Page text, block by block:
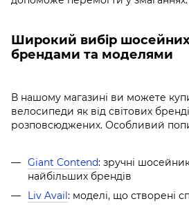
Широкий вибір шосейних
брендами та моделями
В нашому магазині ви можете
велосипеди як від світових
розповсюджених. Особливий
Giant Contend: зручні
найбільших брендів
Liv Avail: моделі, що створені